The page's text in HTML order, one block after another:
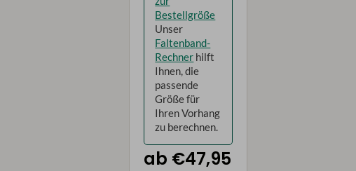
Bestellgröße
Unser
Faltenband-
Rechner hilft
Ihnen, die
passende
Größe für
Ihren Vorhang
zu berechnen.
ab €47,95